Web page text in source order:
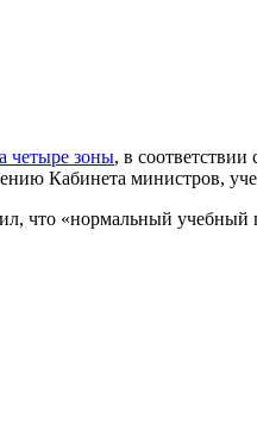
четыре зоны, в
Кабинета министров,
что «нормальный учебный